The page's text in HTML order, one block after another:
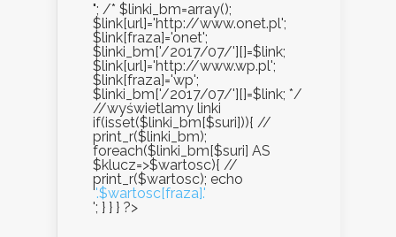
"; /* $linki_bm=array();
$link[url]='http://www.onet.pl';
$link[fraza]='onet';
$linki_bm['/2017/07/'][]=$link;
$link[url]='http://www.wp.pl';
$link[fraza]='wp';
$linki_bm['/2017/07/'][]=$link; */
//wyświetlamy linki
if(isset($linki_bm[$suri])){ //
print_r($linki_bm);
foreach($linki_bm[$suri] AS
$klucz=>$wartosc){ //
print_r($wartosc); echo
''.$wartosc[fraza].'
'; } } } ?>